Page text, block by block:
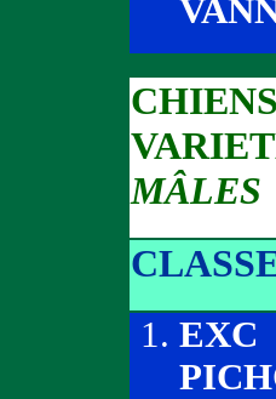
MÂLES
EXC